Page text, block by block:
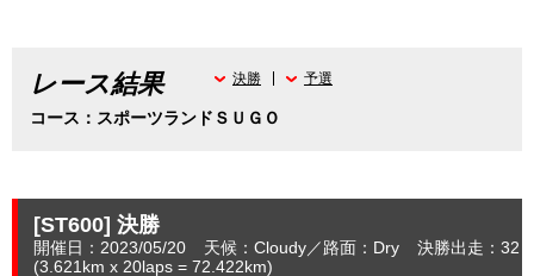
レース結果
コース：スポーツランドＳＵＧＯ
決勝 予選
[ST600] 決勝
開催日：2023/05/20 天候：Cloudy 路面：Dry
決勝出走：32
(3.621 km x 20laps = 72.422km)